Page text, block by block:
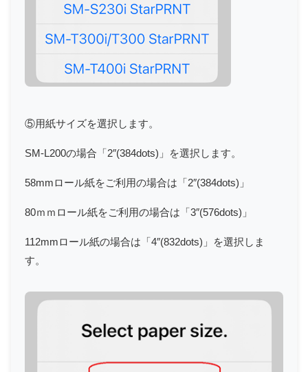
⑤用紙サイズを選択します。
SM-L200の場合「2″(384dots)」を選択します。
58mmロール紙をご利用の場合は「2″(384dots)」
80ｍｍロール紙をご利用の場合は「3″(576dots)」
112mmロール紙の場合は「4″(832dots)」を選択しま
す。